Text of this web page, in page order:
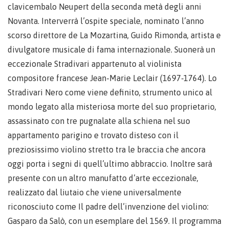
clavicembalo Neupert della seconda metà degli anni
Novanta. Interverrà l’ospite speciale, nominato l’anno
scorso direttore de La Mozartina, Guido Rimonda, artista e
divulgatore musicale di fama internazionale. Suonerà un
eccezionale Stradivari appartenuto al violinista
compositore francese Jean-Marie Leclair (1697-1764). Lo
Stradivari Nero come viene definito, strumento unico al
mondo legato alla misteriosa morte del suo proprietario,
assassinato con tre pugnalate alla schiena nel suo
appartamento parigino e trovato disteso con il
preziosissimo violino stretto tra le braccia che ancora
oggi porta i segni di quell’ultimo abbraccio. Inoltre sarà
presente con un altro manufatto d’arte eccezionale,
realizzato dal liutaio che viene universalmente
riconosciuto come Il padre dell’invenzione del violino:
Gasparo da Salò, con un esemplare del 1569. Il programma